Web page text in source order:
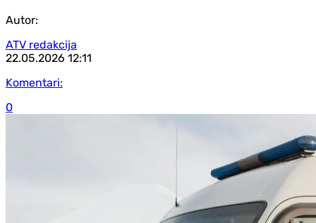
Autor:
ATV redakcija
22.05.2026 12:11
Komentari:
0